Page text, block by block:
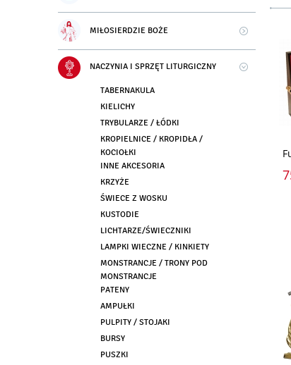
MIŁOSIERDZIE BOŻE
NACZYNIA I SPRZĘT LITURGICZNY
TABERNAKULA
KIELICHY
TRYBULARZE / ŁÓDKI
KROPIELNICE / KROPIDŁA /
KOCIOŁKI
INNE AKCESORIA
KRZYŻE
ŚWIECE Z WOSKU
KUSTODIE
LICHTARZE/ŚWIECZNIKI
LAMPKI WIECZNE / KINKIETY
MONSTRANCJE / TRONY POD
MONSTRANCJE
PATENY
AMPUŁKI
PULPITY / STOJAKI
BURSY
PUSZKI